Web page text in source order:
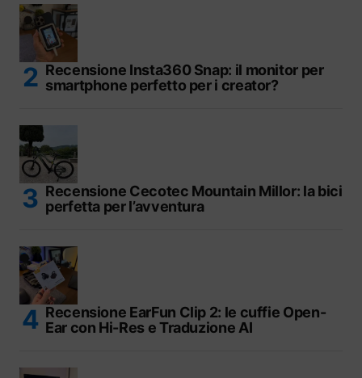
Recensione Insta360 Snap: il monitor per
smartphone perfetto per i creator?
Recensione Cecotec Mountain Millor: la bici
perfetta per l’avventura
Recensione EarFun Clip 2: le cuffie Open-
Ear con Hi-Res e Traduzione AI